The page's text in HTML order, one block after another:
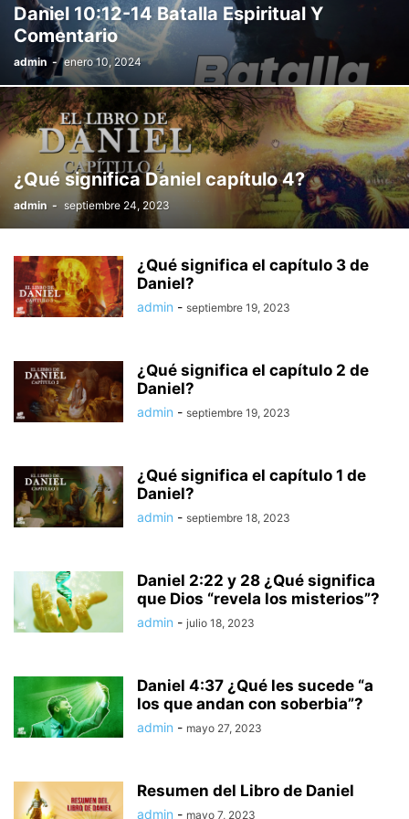
PREGUNTAS SOBRE JOEL PREGUNTAS SOBRE JONÁS
PREGUNTAS SOBRE JOSUÉ PREGUNTAS SOBRE LAMENTACIONES
PREGUNTAS SOBRE LEVÍTICO PREGUNTAS SOBRE LOS JUECES
PREGUNTAS SOBRE LOS SALMOS PREGUNTAS SOBRE MALAQUÍAS
PREGUNTAS SOBRE MIQUEAS PREGUNTAS SOBRE NAHÚM
PREGUNTAS SOBRE NEHEMÍAS PREGUNTAS SOBRE NÚMEROS
PREGUNTAS SOBRE OSEAS PREGUNTAS SOBRE PROVERBIOS
PREGUNTAS SOBRE RUT PREGUNTAS SOBRE ZACARIAS
Daniel 10:12-14 Batalla Espiritual Y
Comentario
admin - enero 10, 2024
¿Qué significa Daniel capítulo 4?
admin - septiembre 24, 2023
¿Qué significa el capítulo 3 de
Daniel?
admin - septiembre 19, 2023
¿Qué significa el capítulo 2 de
Daniel?
admin - septiembre 19, 2023
¿Qué significa el capítulo 1 de
Daniel?
admin - septiembre 18, 2023
Daniel 2:22 y 28 ¿Qué significa
que Dios “revela los misterios”?
admin - julio 18, 2023
Daniel 4:37 ¿Qué les sucede “a
los que andan con soberbia”?
admin - mayo 27, 2023
Resumen del Libro de Daniel
admin - mayo 7, 2023